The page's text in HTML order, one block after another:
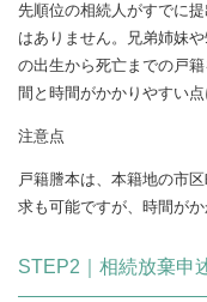
先順位の相続人がすでに
はありません。兄弟姉妹
の出生から死亡までの戸
間と時間がかかりやすい点
注意点
戸籍謄本は、本籍地の市
求も可能ですが、時間が
STEP2｜相続放棄申